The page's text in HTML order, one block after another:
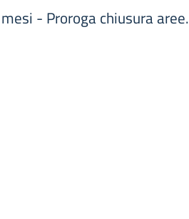
- Proroga chiusura aree.